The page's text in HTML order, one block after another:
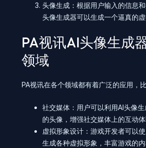
头像生成：根据用户输入的信息
头像生成器可以生成一个逼真的虚
PA视讯AI头像生成
领域
PA视讯在各个领域都有着广泛的应用，比
社交媒体：用户可以利用AI头像
的头像，增强社交媒体上的互动体
虚拟形象设计：游戏开发者可以
生成各种虚拟形象，丰富游戏的内